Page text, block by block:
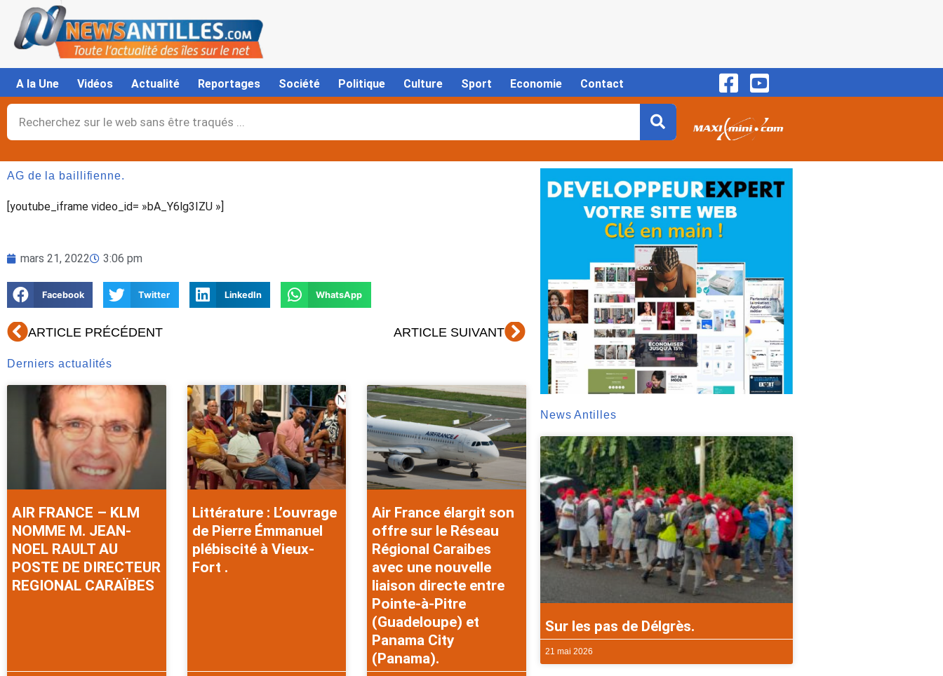
contenu
A la Une Vidéos Actualité Reportages Société Politique Culture Sport Economie Contact
Rechercher
AG de la baillifienne.
[youtube_iframe video_id= »bA_Y6lg3IZU »]
mars 21, 2022 3:06 pm
Facebook Twitter LinkedIn WhatsApp
Précédent
ARTICLE PRÉCÉDENT ARTICLE SUIVANTSuivant
Derniers actualités
AIR FRANCE – KLM
NOMME M. JEAN-
NOEL RAULT AU
POSTE DE DIRECTEUR
REGIONAL CARAÏBES
Littérature : L’ouvrage
de Pierre Émmanuel
plébiscité à Vieux-
Fort .
Air France élargit son
offre sur le Réseau
Régional Caraibes
avec une nouvelle
liaison directe entre
Pointe-à-Pitre
(Guadeloupe) et
Panama City
(Panama).
News Antilles
Sur les pas de Délgrès.
21 mai 2026